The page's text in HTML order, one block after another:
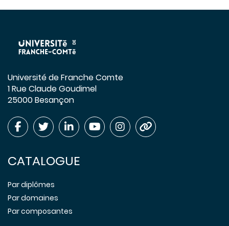
Université de Franche Comte
1 Rue Claude Goudimel
25000 Besançon
CATALOGUE
Par diplômes
Par domaines
Par composantes